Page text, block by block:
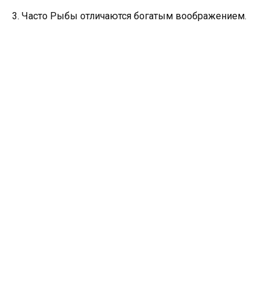
3. Часто Рыбы отличаются богатым воображением.